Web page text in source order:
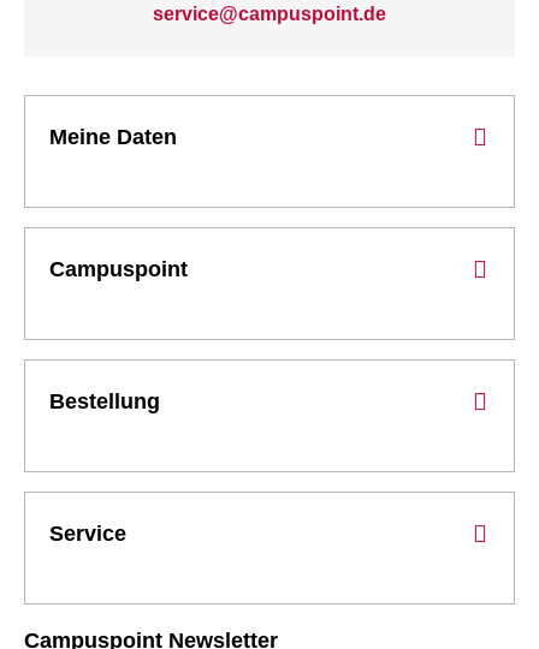
service@campuspoint.de
Meine Daten
Campuspoint
Bestellung
Service
Campuspoint Newsletter